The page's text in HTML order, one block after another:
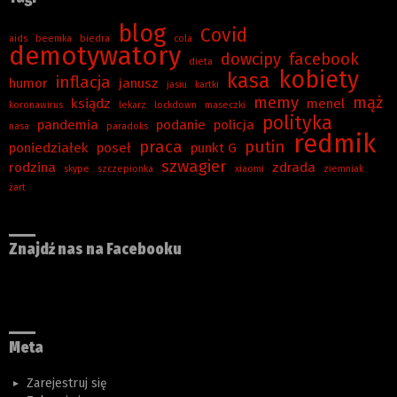
aids beemka biedra blog cola Covid
demotywatory dieta dowcipy facebook
humor inflacja janusz jasiu kartki kasa kobiety
koronawirus ksiądz lekarz lockdown maseczki memy menel mąż
nasa pandemia paradoks podanie policja polityka
poniedziałek poseł praca punkt G putin redmik
rodzina skype szczepionka szwagier xiaomi zdrada
ziemniak
żart
Znajdź nas na Facebooku
Meta
Zarejestruj się